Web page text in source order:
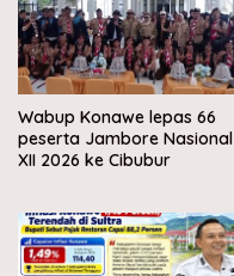
Wabup Konawe lepas 66
peserta Jambore Nasional
XII 2026 ke Cibubur